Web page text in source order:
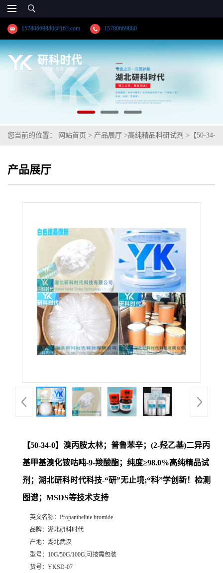
15780669880@163.com 15780669880
您当前的位置： 网站首页 > 产品展厅 >高纯精品科研试剂 > 【50-34-
羧酸酯；纯度≥98.0%高纯精品试剂；湖北研科时代科技-“研”无止境;
产品展厅
【50-34-0】溴丙胺太林；普鲁苯辛；(2-羟乙基)二异丙
基甲基溴化铵咕吨-9-羧酸酯；纯度≥98.0%高纯精品试
剂；湖北研科时代科技-“研”无止境;“科”学创新！检测
图谱；MSDS等技术支持
英文名称： Propantheline bromide
品牌： 湖北研科时代
产地： 湖北武汉
型号： 10G/50G/100G;可按需包装
货号： YKSD-07